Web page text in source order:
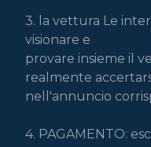
3. la vettura Le
visionare e
provare insieme il
realmente
nell'annuncio
4. PAGAMENTO: